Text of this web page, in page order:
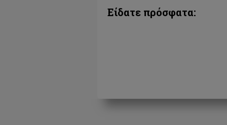
Είδατε πρόσφατα: